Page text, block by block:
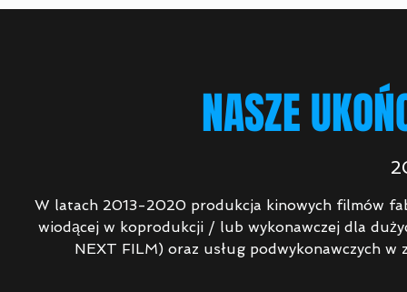
NASZE
W latach 2013-2020 produkcja kinowych filmów
wiodącej w koprodukcji / lub wykonawczej dla
NEXT FILM) oraz usług podwykonawczych